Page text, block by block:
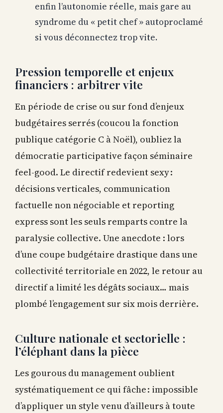
enfin l’autonomie réelle, mais gare au
syndrome du « petit chef » autoproclamé
si vous déconnectez trop vite.
Pression temporelle et enjeux
financiers : arbitrer vite
En période de crise ou sur fond d’enjeux
budgétaires serrés (coucou la fonction
publique catégorie C à Noël), oubliez la
démocratie participative façon séminaire
feel-good. Le directif redevient sexy :
décisions verticales, communication
factuelle non négociable et reporting
express sont les seuls remparts contre la
paralysie collective. Une anecdote : lors
d’une coupe budgétaire drastique dans une
collectivité territoriale en 2022, le retour au
directif a limité les dégâts sociaux… mais
plombé l’engagement sur six mois derrière.
Culture nationale et sectorielle :
l’éléphant dans la pièce
Les gourous du management oublient
systématiquement ce qui fâche : impossible
d’appliquer un style venu d’ailleurs à toute